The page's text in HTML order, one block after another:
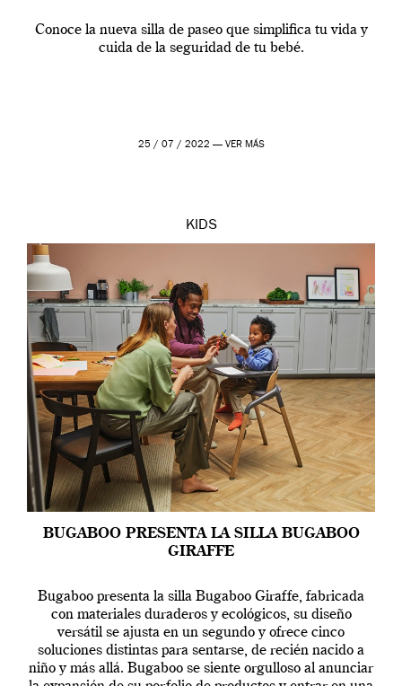
Conoce la nueva silla de paseo que simplifica tu vida y
cuida de la seguridad de tu bebé.
25 / 07 / 2022 — VER MÁS
KIDS
BUGABOO PRESENTA LA SILLA BUGABOO
GIRAFFE
Bugaboo presenta la silla Bugaboo Giraffe, fabricada
con materiales duraderos y ecológicos, su diseño
versátil se ajusta en un segundo y ofrece cinco
soluciones distintas para sentarse, de recién nacido a
niño y más allá. Bugaboo se siente orgulloso al anunciar